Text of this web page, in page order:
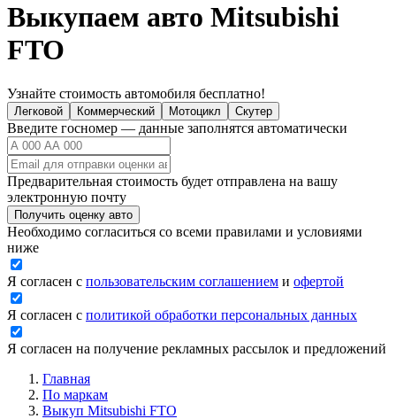
Выкупаем авто Mitsubishi
FTO
Узнайте стоимость автомобиля бесплатно!
Легковой Коммерческий Мотоцикл Скутер
Введите госномер — данные заполнятся автоматически
Предварительная стоимость будет отправлена на вашу
электронную почту
Получить оценку авто
Необходимо согласиться со всеми правилами и условиями
ниже
Я согласен с пользовательским соглашением и офертой
Я согласен с политикой обработки персональных данных
Я согласен на получение рекламных рассылок и предложений
Главная
По маркам
Выкуп Mitsubishi FTO